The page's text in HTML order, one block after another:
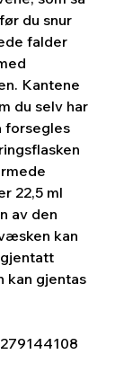
du snur
falder
Kantene
du selv har
forsegles
22,5 ml
av den
kan
kan gjentas